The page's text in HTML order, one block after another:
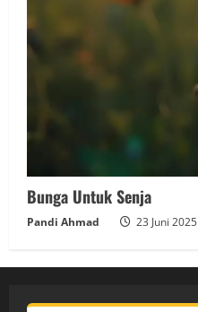
Bunga Untuk Senja
Pandi Ahmad 23 Juni 2025